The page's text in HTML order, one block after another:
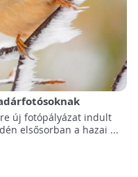
új fotópályázat indult
elsősorban a hazai ...